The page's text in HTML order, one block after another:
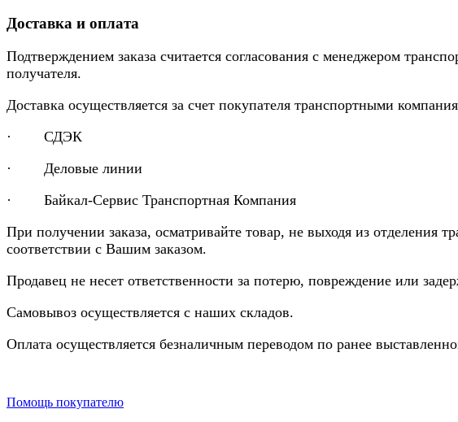
Доставка и оплата
Подтверждением заказа считается согласования с менеджером
получателя.
Доставка осуществляется за счет покупателя транспортными
· СДЭК
· Деловые линии
· Байкал-Сервис Транспортная Компания
При получении заказа, осматривайте товар, не выходя из отделения
соответствии с Вашим заказом.
Продавец не несет ответственности за потерю, повреждение или
Самовывоз осуществляется с наших складов.
Оплата осуществляется безналичным переводом по ранее
Помощь покупателю